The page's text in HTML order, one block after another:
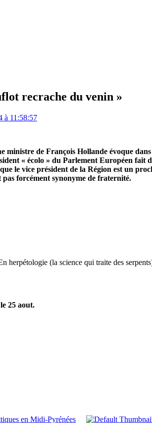
recrache du venin »
à 11:58:57
ministre de François Hollande évoque
« écolo » du Parlement Européen
le vice président de la Région est un
pas forcément synonyme de fraternité.
herpétologie (la science qui traite des
25 aout.
en Midi-Pyrénées